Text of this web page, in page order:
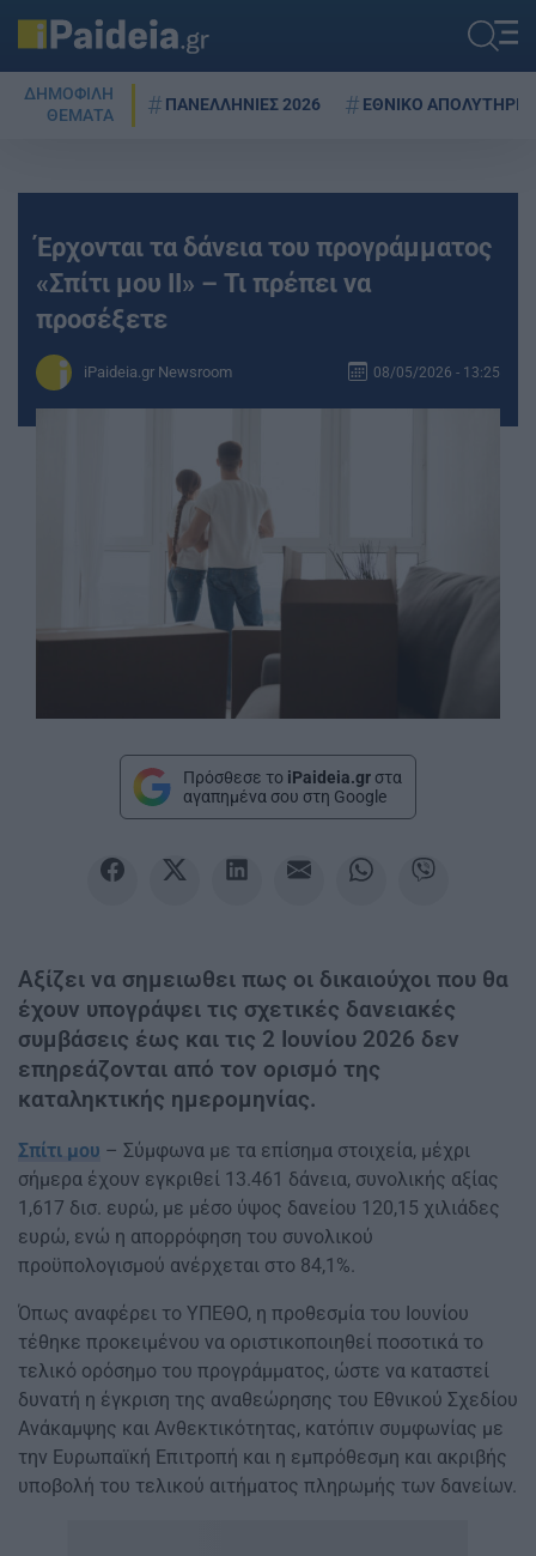
ΔΗΜΟΦΙΛΗ
ΘΕΜΑΤΑ
ΠΑΝΕΛΛΗΝΙΕΣ 2026 ΕΘΝΙΚΟ ΑΠΟΛΥΤΗΡΙΟ
Έρχονται τα δάνεια του προγράμματος
«Σπίτι μου ΙΙ» – Τι πρέπει να
προσέξετε
iPaideia.gr Newsroom 08/05/2026 - 13:25
Πρόσθεσε το iPaideia.gr στα
αγαπημένα σου στη Google
Αξίζει να σημειωθει πως οι δικαιούχοι που θα
έχουν υπογράψει τις σχετικές δανειακές
συμβάσεις έως και τις 2 Ιουνίου 2026 δεν
επηρεάζονται από τον ορισμό της
καταληκτικής ημερομηνίας.
Σπίτι μου – Σύμφωνα με τα επίσημα στοιχεία, μέχρι
σήμερα έχουν εγκριθεί 13.461 δάνεια, συνολικής αξίας
1,617 δισ. ευρώ, με μέσο ύψος δανείου 120,15 χιλιάδες
ευρώ, ενώ η απορρόφηση του συνολικού
προϋπολογισμού ανέρχεται στο 84,1%.
Όπως αναφέρει το ΥΠΕΘΟ, η προθεσμία του Ιουνίου
τέθηκε προκειμένου να οριστικοποιηθεί ποσοτικά το
τελικό ορόσημο του προγράμματος, ώστε να καταστεί
δυνατή η έγκριση της αναθεώρησης του Εθνικού Σχεδίου
Ανάκαμψης και Ανθεκτικότητας, κατόπιν συμφωνίας με
την Ευρωπαϊκή Επιτροπή και η εμπρόθεσμη και ακριβής
υποβολή του τελικού αιτήματος πληρωμής των δανείων.